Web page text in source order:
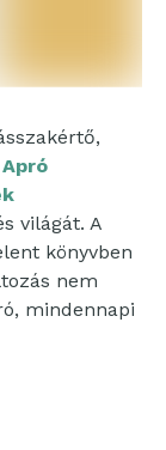
világát. A
könyvben
nem
mindennapi